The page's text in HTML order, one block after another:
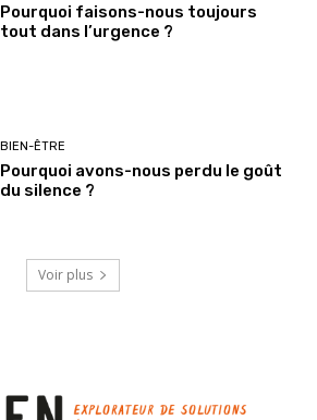
Pourquoi faisons-nous toujours
tout dans l’urgence ?
BIEN-ÊTRE
Pourquoi avons-nous perdu le goût
du silence ?
Voir plus